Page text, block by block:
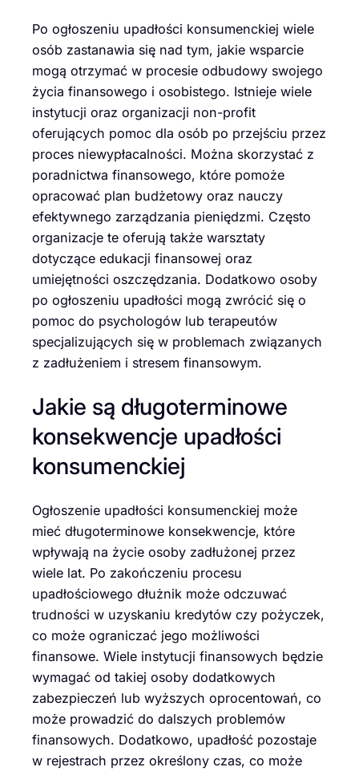
Po ogłoszeniu upadłości konsumenckiej wiele
osób zastanawia się nad tym, jakie wsparcie
mogą otrzymać w procesie odbudowy swojego
życia finansowego i osobistego. Istnieje wiele
instytucji oraz organizacji non-profit
oferujących pomoc dla osób po przejściu przez
proces niewypłacalności. Można skorzystać z
poradnictwa finansowego, które pomoże
opracować plan budżetowy oraz nauczy
efektywnego zarządzania pieniędzmi. Często
organizacje te oferują także warsztaty
dotyczące edukacji finansowej oraz
umiejętności oszczędzania. Dodatkowo osoby
po ogłoszeniu upadłości mogą zwrócić się o
pomoc do psychologów lub terapeutów
specjalizujących się w problemach związanych
z zadłużeniem i stresem finansowym.
Jakie są długoterminowe
konsekwencje upadłości
konsumenckiej
Ogłoszenie upadłości konsumenckiej może
mieć długoterminowe konsekwencje, które
wpływają na życie osoby zadłużonej przez
wiele lat. Po zakończeniu procesu
upadłościowego dłużnik może odczuwać
trudności w uzyskaniu kredytów czy pożyczek,
co może ograniczać jego możliwości
finansowe. Wiele instytucji finansowych będzie
wymagać od takiej osoby dodatkowych
zabezpieczeń lub wyższych oprocentowań, co
może prowadzić do dalszych problemów
finansowych. Dodatkowo, upadłość pozostaje
w rejestrach przez określony czas, co może